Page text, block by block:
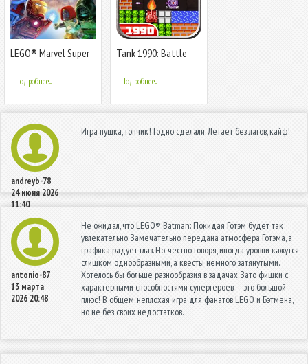
LEGO® Marvel Super
Подробнее...
Tank 1990: Battle
Подробнее...
andreyb-78
24 июня 2026
11:40
Игра пушка, топчик! Годно сделали. Летает без лагов, кайф!
antonio-87
13 марта
2026 20:48
Не ожидал, что LEGO® Batman: Покидая Готэм будет так
увлекательно. Замечательно передана атмосфера Готэма, а
графика радует глаз. Но, честно говоря, иногда уровни кажутся
слишком однообразными, а квесты немного затянутыми.
Хотелось бы больше разнообразия в задачах. Зато фишки с
характерными способностями супергероев — это большой
плюс! В общем, неплохая игра для фанатов LEGO и Бэтмена,
но не без своих недостатков.